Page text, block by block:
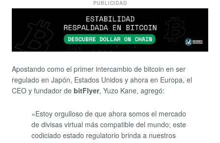
PUBLICIDAD
Apostando como el primer intercambio de bitcoin en ser
regulado en Japón, Estados Unidos y ahora en Europa, el
CEO y fundador de bitFlyer, Yuzo Kane, agregó:
«Estoy orgulloso de que ahora somos el mercado
de divisas virtual más compatible del mundo; este
codiciado estado regulatorio brinda a nuestros